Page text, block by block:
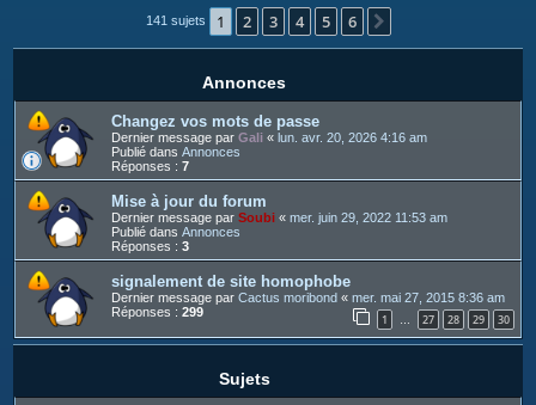
e
141 sujets 1 2 3 4 5 6
Annonces
Changez vos mots de passe
Dernier message par Gali « lun. avr. 20, 2026 4:16 am
Publié dans Annonces
Réponses : 7
Mise à jour du forum
Dernier message par Soubi « mer. juin 29, 2022 11:53 am
Publié dans Annonces
Réponses : 3
signalement de site homophobe
Dernier message par Cactus moribond « mer. mai 27, 2015 8:36 am
Réponses : 299 1 … 27 28 29 30
Sujets